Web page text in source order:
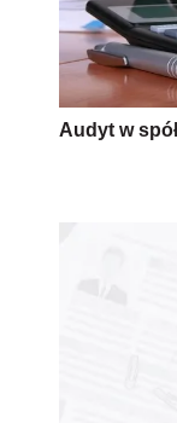
Audyt w